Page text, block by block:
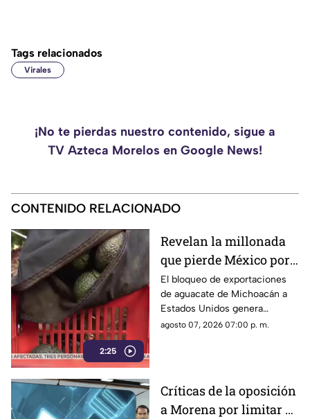
Tags relacionados
Virales
¡No te pierdas nuestro contenido, sigue a
TV Azteca Morelos en Google News!
CONTENIDO RELACIONADO
2:25
Revelan la millonada
que pierde México por
el bloqueo de Estados
Unidos al aguacate de
Michoacán
El bloqueo de exportaciones
de aguacate de Michoacán a
Estados Unidos genera
pérdidas millonarias.
agosto 07, 2026 07:00 p. m.
Críticas de la oposición
a Morena por limitar el